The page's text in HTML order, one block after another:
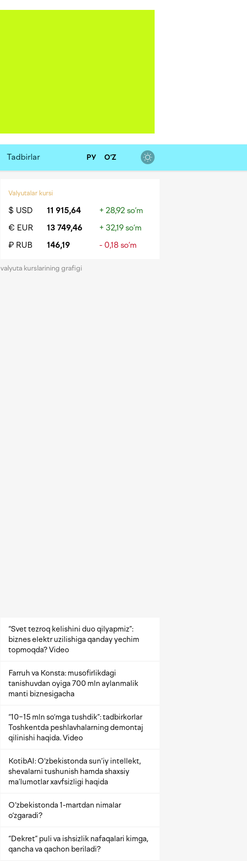
Tadbirlar РУ O‘Z
Valyutalar kursi
$ USD 11 915,64
+ 28,92 so‘m
€ EUR
13 749,46
+ 32,19 so‘m
₽ RUB
146,19 - 0,18 so‘m
valyuta kurslarining grafigi
“Svet tezroq kelishini duo qilyapmiz”:
biznes elektr uzilishiga qanday yechim
topmoqda? Video
Farruh va Konsta: musofirlikdagi
tanishuvdan oyiga 700 mln aylanmalik
manti biznesigacha
“10−15 mln so‘mga tushdik”: tadbirkorlar
Toshkentda peshlavhalarning demontaj
qilinishi haqida. Video
KotibAI: O‘zbekistonda sun’iy intellekt,
shevalarni tushunish hamda shaxsiy
ma’lumotlar xavfsizligi haqida
O‘zbekistonda 1-martdan nimalar
o‘zgaradi?
“Dekret” puli va ishsizlik nafaqalari kimga,
qancha va qachon beriladi?